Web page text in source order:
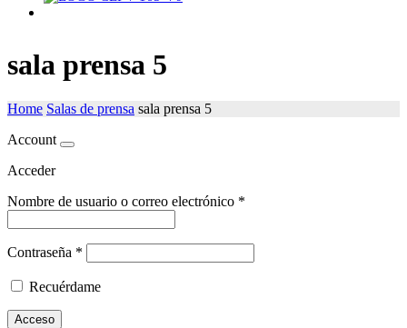
sala prensa 5
Home Salas de prensa sala prensa 5
Account
Acceder
Nombre de usuario o correo electrónico *
Contraseña *
Recuérdame
Acceso